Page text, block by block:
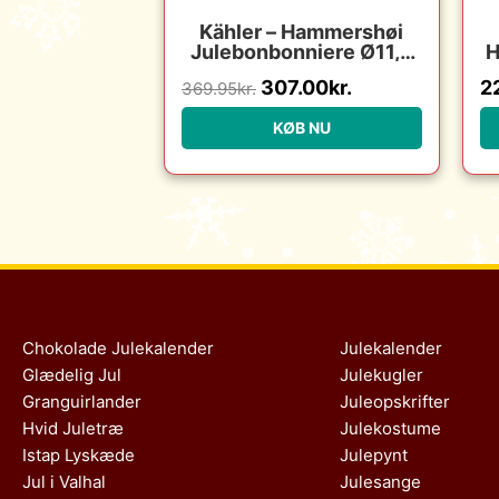
Kähler – Hammershøi
Julebonbonniere Ø11,5
369.95kr. 307.00kr.
KØB NU
Chokolade Julekalender
Glædelig Jul
Granguirlander
Hvid Juletræ
Istap Lyskæde
Jul i Valhal
Julekalender
Julekugler
Juleopskrifter
Julekostume
Julepynt
Julesange